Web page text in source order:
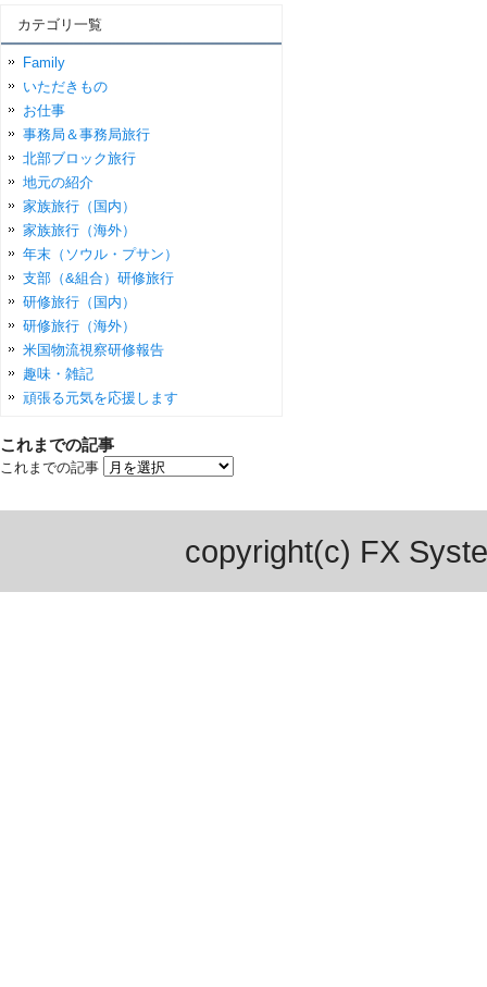
カテゴリ一覧
Family
いただきもの
お仕事
事務局＆事務局旅行
北部ブロック旅行
地元の紹介
家族旅行（国内）
家族旅行（海外）
年末（ソウル・プサン）
支部（&組合）研修旅行
研修旅行（国内）
研修旅行（海外）
米国物流視察研修報告
趣味・雑記
頑張る元気を応援します
これまでの記事
これまでの記事
copyright(c) FX